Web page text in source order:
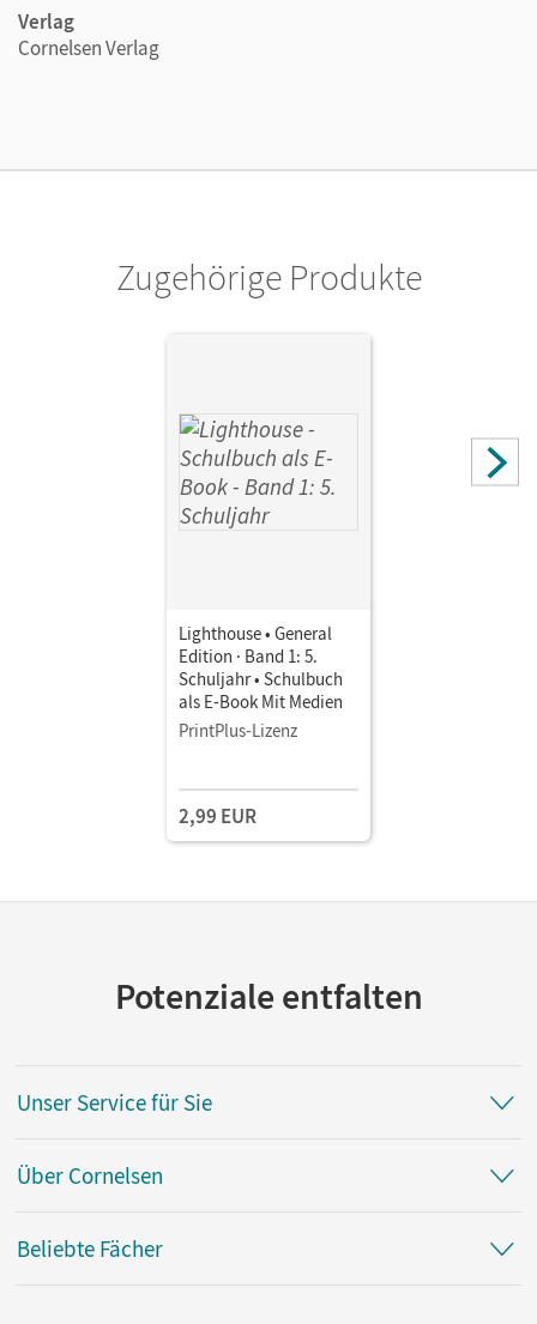
Verlag
Cornelsen Verlag
Zugehörige Produkte
Lighthouse • General
Edition · Band 1: 5.
Schuljahr • Schulbuch
als E-Book Mit Medien
PrintPlus-Lizenz
2,99 EUR
Potenziale entfalten
Unser Service für Sie
Über Cornelsen
Beliebte Fächer